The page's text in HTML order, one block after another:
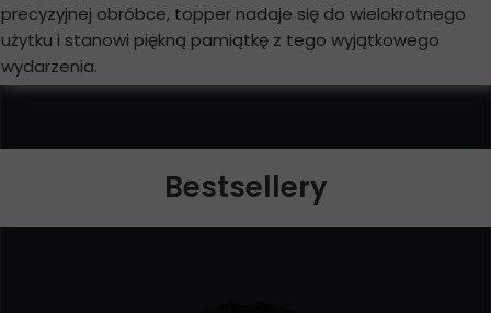
precyzyjnej obróbce, topper nadaje się do wielokrotnego
użytku i stanowi piękną pamiątkę z tego wyjątkowego
wydarzenia.
Bestsellery